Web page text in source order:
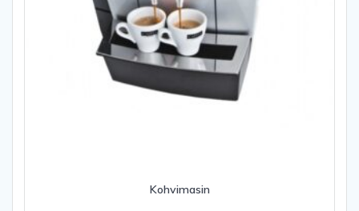
Kohvimasin